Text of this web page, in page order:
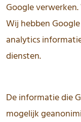
Google
Wij hebben
analytics
diensten.
De informatie die
mogelijk